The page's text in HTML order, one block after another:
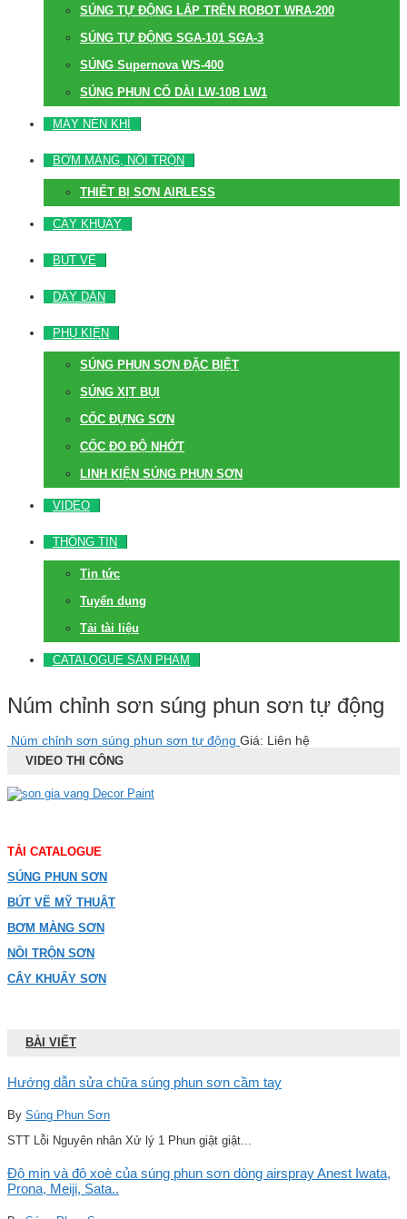
SÚNG TỰ ĐỘNG LẮP TRÊN ROBOT WRA-200
SÚNG TỰ ĐỘNG SGA-101 SGA-3
SÚNG Supernova WS-400
SÚNG PHUN CỔ DÀI LW-10B LW1
MÁY NÉN KHÍ
BƠM MÀNG, NỒI TRỘN
THIẾT BỊ SƠN AIRLESS
CÂY KHUẤY
BÚT VẼ
DÂY DẪN
PHỤ KIỆN
SÚNG PHUN SƠN ĐẶC BIỆT
SÚNG XỊT BỤI
CỐC ĐỰNG SƠN
CỐC ĐO ĐỘ NHỚT
LINH KIỆN SÚNG PHUN SƠN
VIDEO
THÔNG TIN
Tin tức
Tuyển dụng
Tải tài liệu
CATALOGUE SẢN PHẨM
Núm chỉnh sơn súng phun sơn tự động
Núm chỉnh sơn súng phun sơn tự động Giá: Liên hệ
VIDEO THI CÔNG
TẢI CATALOGUE
SÚNG PHUN SƠN
BÚT VẼ MỸ THUẬT
BƠM MÀNG SƠN
NỒI TRỘN SƠN
CÂY KHUẤY SƠN
BÀI VIẾT
Hướng dẫn sửa chữa súng phun sơn cầm tay
By Súng Phun Sơn
STT Lỗi Nguyên nhân Xử lý 1 Phun giật giật...
Độ mịn và độ xoè của súng phun sơn dòng airspray Anest Iwata,
Prona, Meiji, Sata..